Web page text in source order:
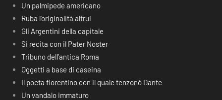
Un palmipede americano
Ruba l’originalità altrui
Gli Argentini della capitale
Si recita con il Pater Noster
Tribuno dell’antica Roma
Oggetti a base di caseina
Il poeta fiorentino con il quale tenzonò Dante
Un vandalo immaturo